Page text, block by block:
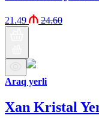
21.49 24.60
Araq yerli
Xan Kristal